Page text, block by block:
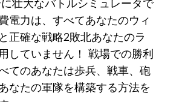
電力は、すべてあなたのウィ
正確な戦略2敗北あなたのラ
していません！ 戦場での勝利
てのあなたは歩兵、戦車、砲
なたの軍隊を構築する方法を